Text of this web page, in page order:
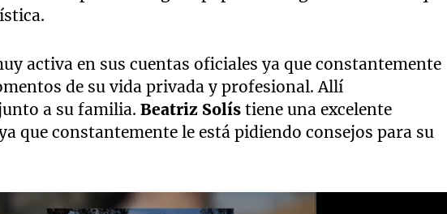
activa en sus cuentas oficiales ya que constantemente
de su vida privada y profesional. Allí
a su familia.Beatriz Solís tiene una excelente
que constantemente le está pidiendo consejos para su